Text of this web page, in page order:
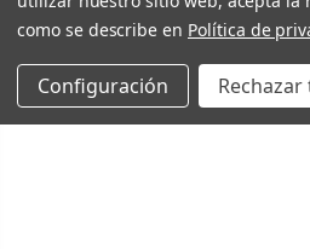
como se describe en Política de
Configuración